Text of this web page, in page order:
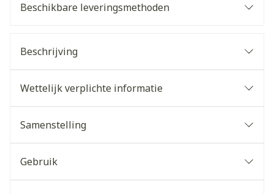
Beschikbare leveringsmethoden
Beschrijving
Wettelijk verplichte informatie
Samenstelling
Gebruik